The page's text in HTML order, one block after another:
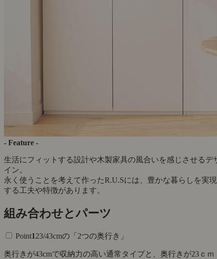
- Feature -
生活にフィットする設計や木製家具の風合いを感じさせるデ
イン。
永く使うことを考えて作ったR.U.Sには、豊かな暮らしを実現
する工夫や特徴があります。
組み合わせとパーツ
Point123/43cmの「2つの奥行き」
奥行きが43cmで収納力の高い通常タイプと、奥行きが23ｃｍ